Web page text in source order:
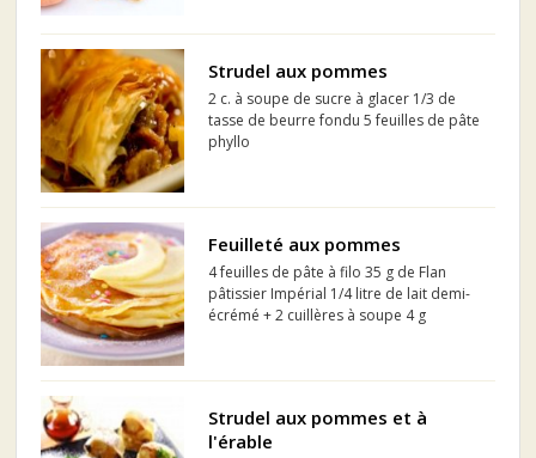
canneberges séchées 1/2 t (125 ml) de
cannelle 1 pincée ...
Strudel aux pommes
2 c. à soupe de sucre à glacer 1/3 de
tasse de beurre fondu 5 feuilles de pâte
phyllo
Feuilleté aux pommes
4 feuilles de pâte à filo 35 g de Flan
pâtissier Impérial 1/4 litre de lait demi-
écrémé + 2 cuillères à soupe 4 g
Golden 1 jaune d'oeuf
Strudel aux pommes et à
l'érable